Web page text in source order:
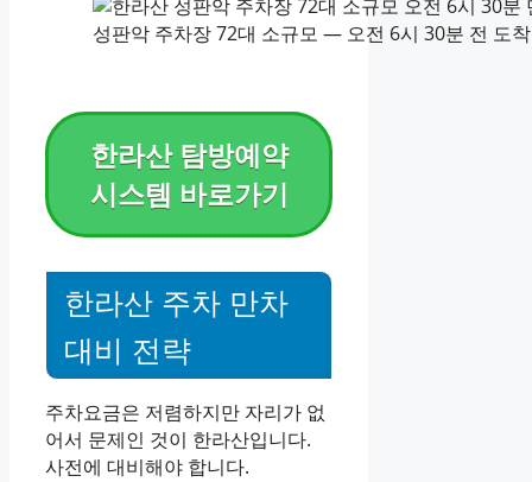
성판악 주차장 72대 소규모 — 오전 6시 30분 전 도
한라산 탐방예약
시스템 바로가기
한라산 주차 만차
대비 전략
주차요금은 저렴하지만 자리가 없
어서 문제인 것이 한라산입니다.
사전에 대비해야 합니다.